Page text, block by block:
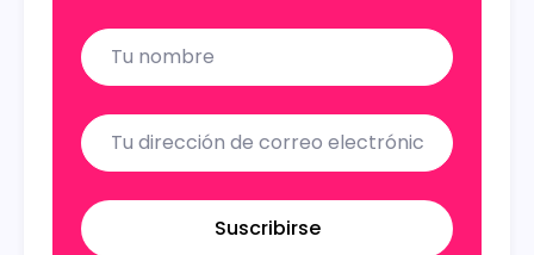
Name
Email
Suscribirse